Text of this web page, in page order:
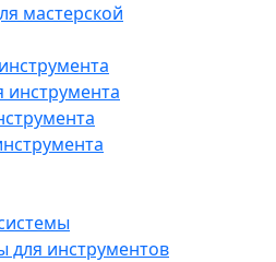
мастерской
для инструментов